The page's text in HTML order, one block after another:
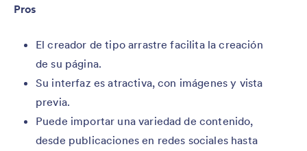
Pros
El creador de tipo arrastre facilita la creación
de su página.
Su interfaz es atractiva, con imágenes y vista
previa.
Puede importar una variedad de contenido,
desde publicaciones en redes sociales hasta